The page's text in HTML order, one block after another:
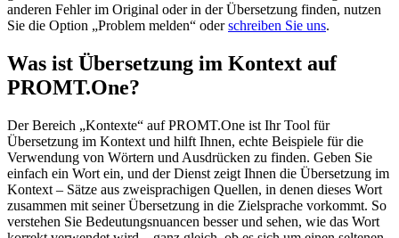
anderen Fehler im Original oder in der Übersetzung finden, nutzen
Sie die Option „Problem melden“ oderschreiben Sie uns.
Was ist Übersetzung im Kontext auf
PROMT.One?
Der Bereich „Kontexte“ auf PROMT.One ist Ihr Tool für
Übersetzung im Kontext und hilft Ihnen, echte Beispiele für die
Verwendung von Wörtern und Ausdrücken zu finden. Geben Sie
einfach ein Wort ein, und der Dienst zeigt Ihnen die Übersetzung im
Kontext – Sätze aus zweisprachigen Quellen, in denen dieses Wort
zusammen mit seiner Übersetzung in die Zielsprache vorkommt. So
verstehen Sie Bedeutungsnuancen besser und sehen, wie das Wort